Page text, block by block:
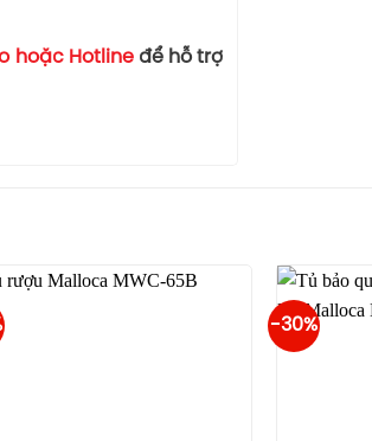
hoặc Hotlineđể hỗ trợ
-30%